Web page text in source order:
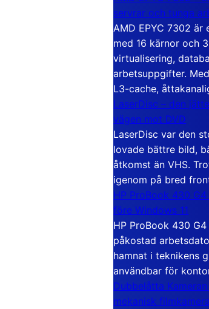
servrar och tunga
AMD EPYC 7302
med 16 kärnor och
virtualisering,
arbetsuppgifter.
L3-cache,
LaserDisc – den
vägen mot DVD
LaserDisc var den
lovade bättre bild,
åtkomst än VHS.
igenom på bred
HP ProBook 430
före Windows 11
HP ProBook 430
påkostad
hamnat i teknikens
användbar för
Dubbelåtta
mekanisk